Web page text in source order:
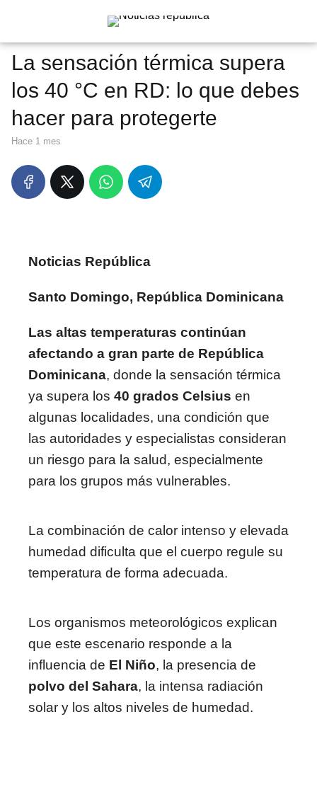
La sensación térmica supera
los 40 °C en RD: lo que debes
hacer para protegerte
hace 1 mes
Noticias República
Santo Domingo, República Dominicana
Las altas temperaturas continúan
afectando a gran parte de República
Dominicana, donde la sensación térmica
ya supera los 40 grados Celsius en
algunas localidades, una condición que
las autoridades y especialistas consideran
un riesgo para la salud, especialmente
para los grupos más vulnerables.
La combinación de calor intenso y elevada
humedad dificulta que el cuerpo regule su
temperatura de forma adecuada.
Los organismos meteorológicos explican
que este escenario responde a la
influencia de El Niño, la presencia de
polvo del Sahara, la intensa radiación
solar y los altos niveles de humedad.